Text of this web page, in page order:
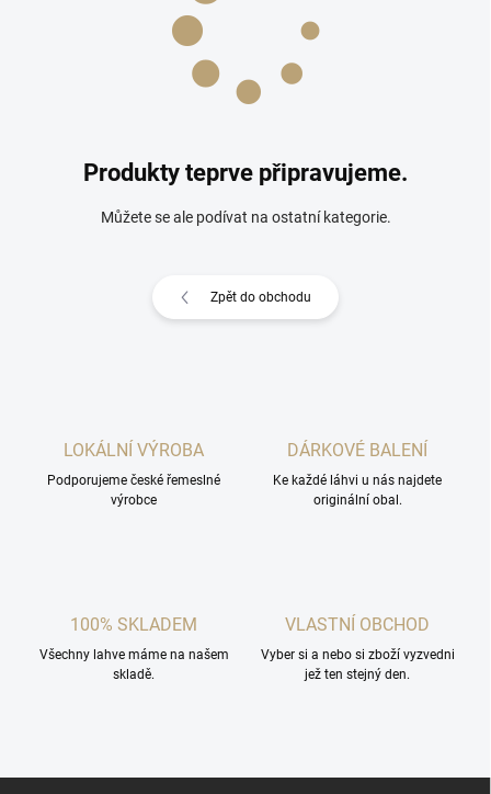
Produkty teprve připravujeme.
Můžete se ale podívat na ostatní kategorie.
Zpět do obchodu
LOKÁLNÍ VÝROBA
Podporujeme české řemeslné
výrobce
DÁRKOVÉ BALENÍ
Ke každé láhvi u nás najdete
originální obal.
100% SKLADEM
Všechny lahve máme na našem
skladě.
VLASTNÍ OBCHOD
Vyber si a nebo si zboží vyzvedni
jež ten stejný den.